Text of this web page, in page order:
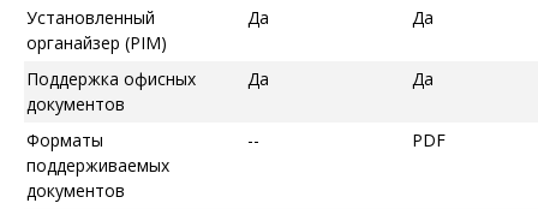
Установленный
органайзер (PIM)
Да Да
Поддержка офисных
документов
Да Да
Форматы
поддерживаемых
документов
-- PDF